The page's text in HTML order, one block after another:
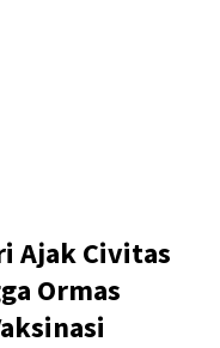
Ajak Civitas
Ormas